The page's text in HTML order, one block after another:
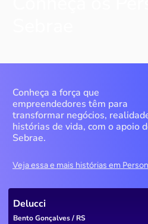
Conheça a força que
empreendedores têm para
transformar negócios,
histórias de vida, com o apoio
Sebrae.
Veja essa e mais histórias em
Delucci
Bento Gonçalves / RS